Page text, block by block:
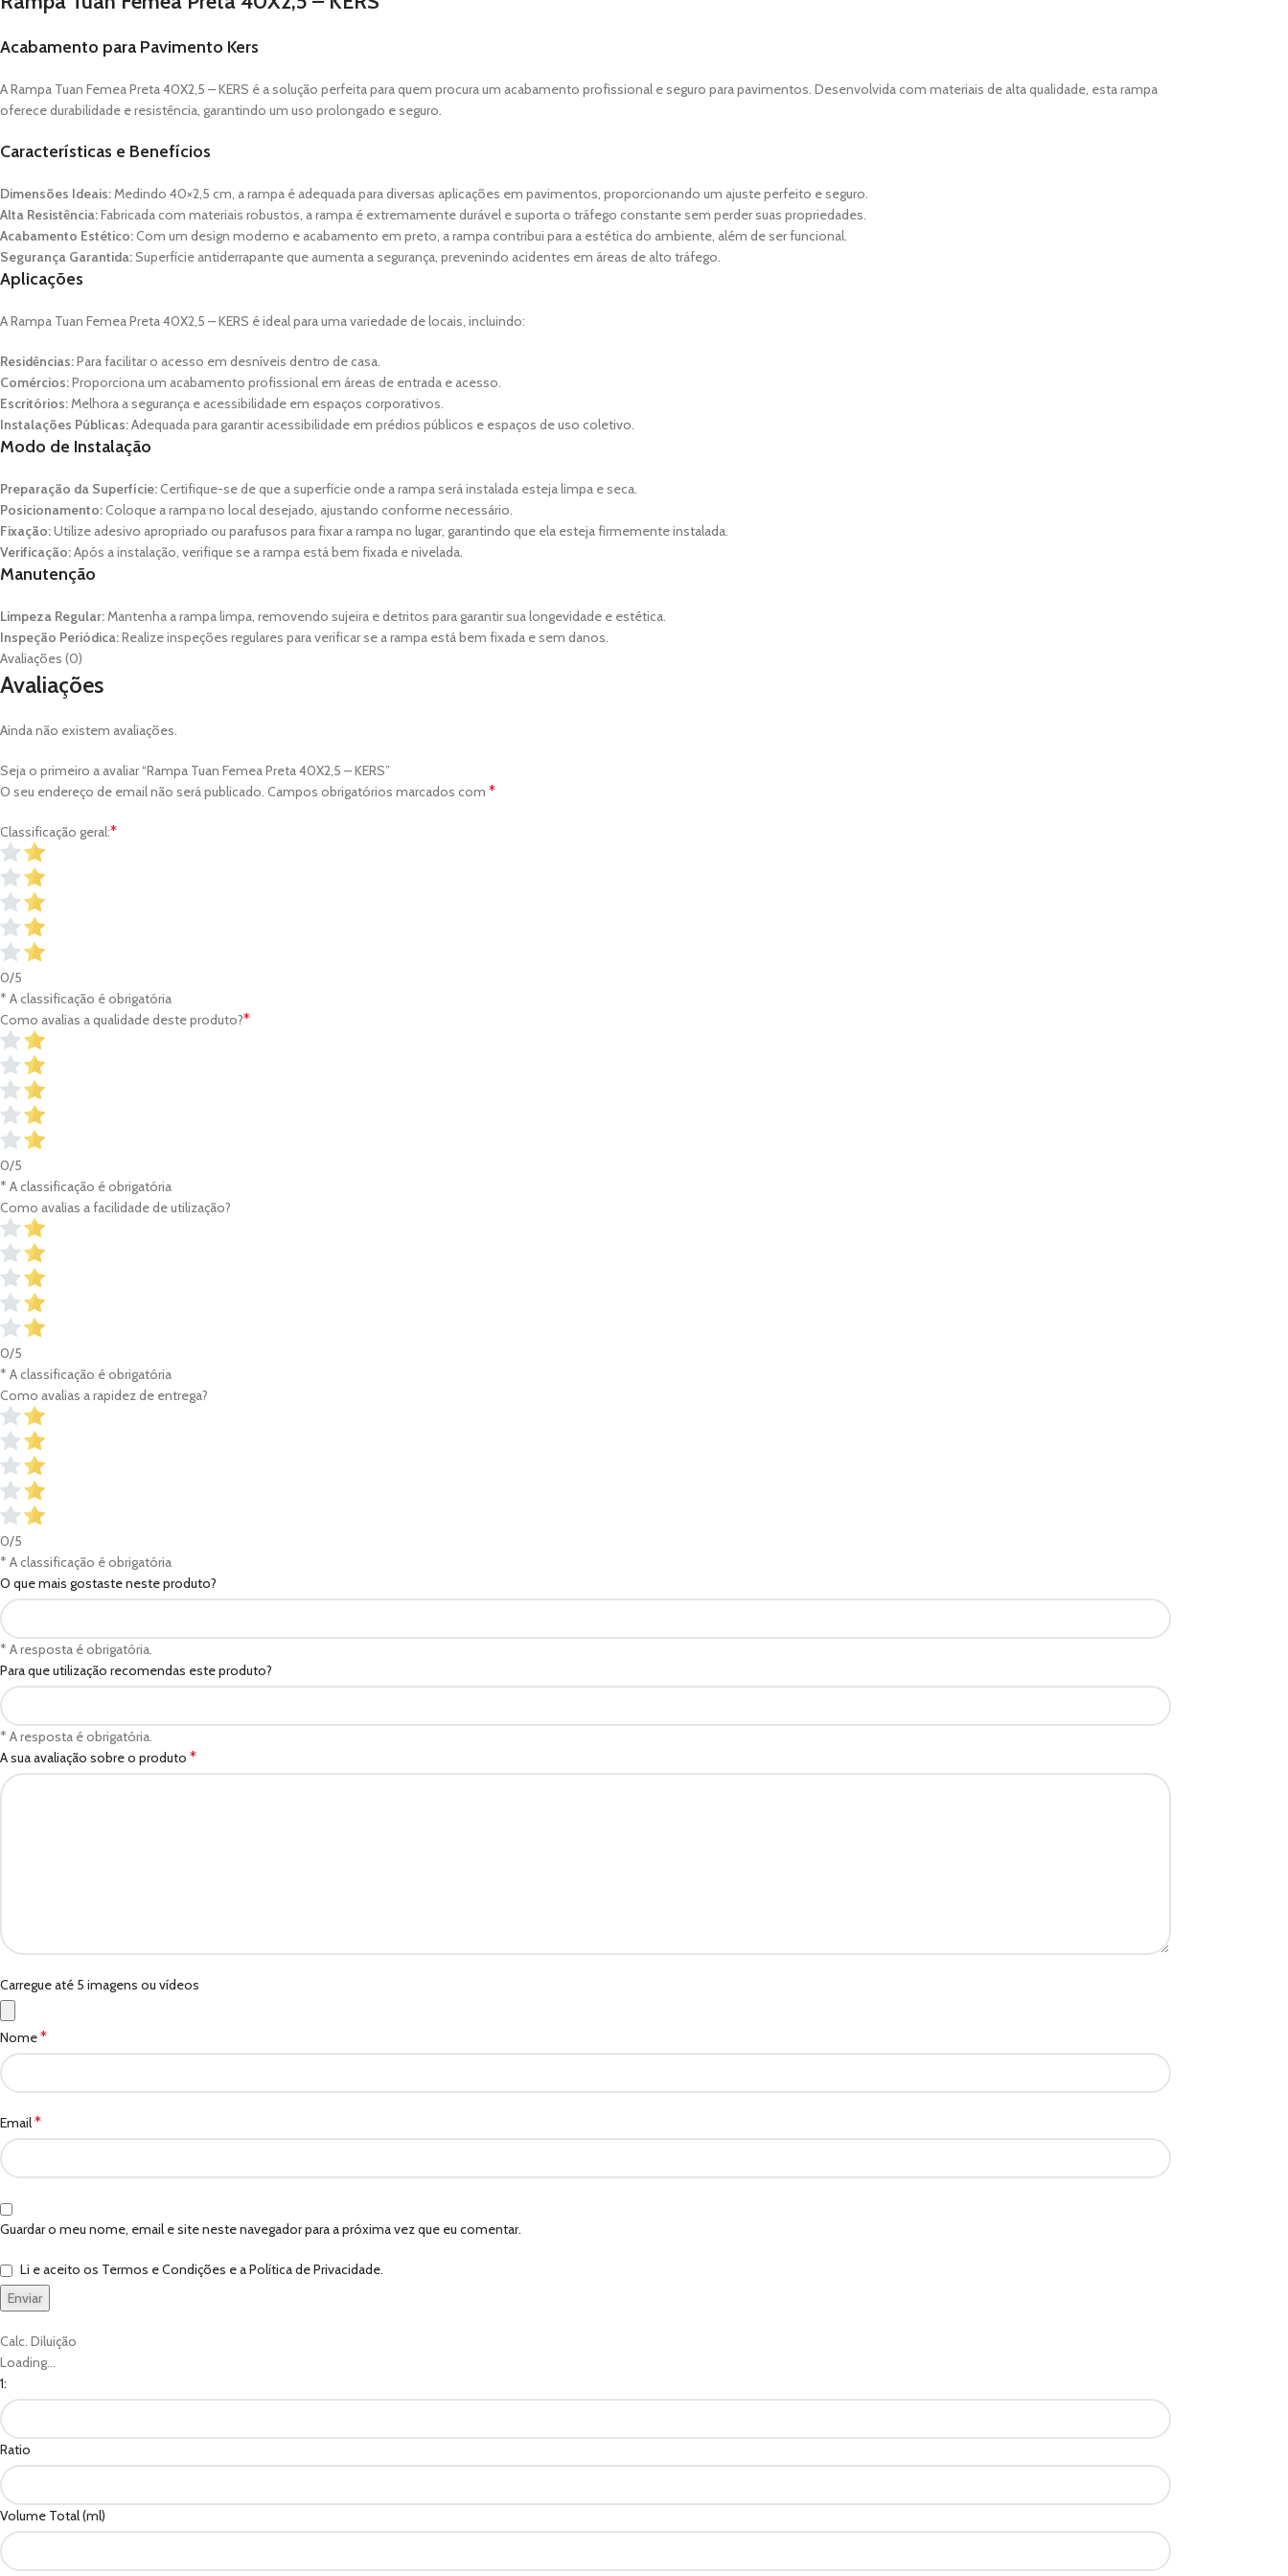
Acabamento para Pavimento Kers
A Rampa Tuan Femea Preta 40X2,5 – KERS é a solução perfeita para quem procura um acabamento profissional e seguro para pavimentos. Desenvolvida com materiais de alta qualidade, esta rampa
oferece durabilidade e resistência, garantindo um uso prolongado e seguro.
Características e Benefícios
Dimensões Ideais:Medindo 40×2,5 cm, a rampa é adequada para diversas aplicações em pavimentos, proporcionando um ajuste perfeito e seguro.
Alta Resistência:Fabricada com materiais robustos, a rampa é extremamente durável e suporta o tráfego constante sem perder suas propriedades.
Acabamento Estético:Com um design moderno e acabamento em preto, a rampa contribui para a estética do ambiente, além de ser funcional.
Segurança Garantida:Superfície antiderrapante que aumenta a segurança, prevenindo acidentes em áreas de alto tráfego.
Aplicações
A Rampa Tuan Femea Preta 40X2,5 – KERS é ideal para uma variedade de locais, incluindo:
Residências:Para facilitar o acesso em desníveis dentro de casa.
Comércios:Proporciona um acabamento profissional em áreas de entrada e acesso.
Escritórios:Melhora a segurança e acessibilidade em espaços corporativos.
Instalações Públicas:Adequada para garantir acessibilidade em prédios públicos e espaços de uso coletivo.
Modo de Instalação
Preparação da Superfície:Certifique-se de que a superfície onde a rampa será instalada esteja limpa e seca.
Posicionamento:Coloque a rampa no local desejado, ajustando conforme necessário.
Fixação:Utilize adesivo apropriado ou parafusos para fixar a rampa no lugar, garantindo que ela esteja firmemente instalada.
Verificação:Após a instalação, verifique se a rampa está bem fixada e nivelada.
Manutenção
Limpeza Regular:Mantenha a rampa limpa, removendo sujeira e detritos para garantir sua longevidade e estética.
Inspeção Periódica:Realize inspeções regulares para verificar se a rampa está bem fixada e sem danos.
Avaliações (0)
Avaliações
Ainda não existem avaliações.
Seja o primeiro a avaliar “Rampa Tuan Femea Preta 40X2,5 – KERS”
O seu endereço de email não será publicado. Campos obrigatórios marcados com *
Classificação geral:*
0/5
* A classificação é obrigatória
Como avalias a qualidade deste produto?*
0/5
* A classificação é obrigatória
Como avalias a facilidade de utilização?
0/5
* A classificação é obrigatória
Como avalias a rapidez de entrega?
0/5
* A classificação é obrigatória
O que mais gostaste neste produto?
* A resposta é obrigatória.
Para que utilização recomendas este produto?
* A resposta é obrigatória.
A sua avaliação sobre o produto *
Carregue até 5 imagens ou vídeos
Nome*
Email*
Guardar o meu nome, email e site neste navegador para a próxima vez que eu comentar.
Li e aceito os Termos e Condições e a Política de Privacidade.
Calc. Diluição
Loading...
1:
Ratio
Volume Total (ml)